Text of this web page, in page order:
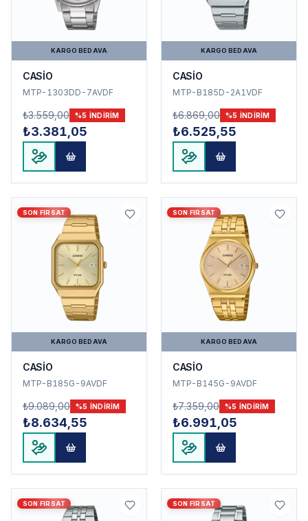
KARGO BEDAVA
CASİO
MTP-1303DD-7AVDF
₺3.559,00 %5 INDIRIM
₺3.381,05
KARGO BEDAVA
CASİO
MTP-B185D-2A1VDF
₺6.869,00 %5 INDIRIM
₺6.525,55
SON FIRSAT
KARGO BEDAVA
CASİO
MTP-B185G-9AVDF
₺9.089,00 %5 INDIRIM
₺8.634,55
SON FIRSAT
KARGO BEDAVA
CASİO
MTP-B145G-9AVDF
₺7.359,00 %5 INDIRIM
₺6.991,05
SON FIRSAT SON FIRSAT